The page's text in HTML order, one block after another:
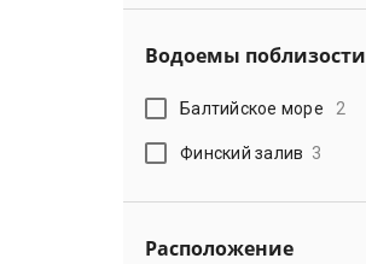
Водоемы поблизости
Балтийское море 2
Финский залив 3
Расположение